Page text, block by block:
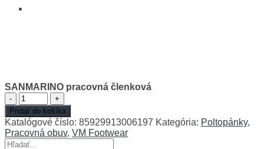
SANMARINO pracovná členková
množstvo
SANMARINO
pracovná
členková
Pridať do košíka
Katalógové číslo: 85929913006197 Kategória: Poltopánky,
Pracovná obuv, VM Footwear
Hľadať: